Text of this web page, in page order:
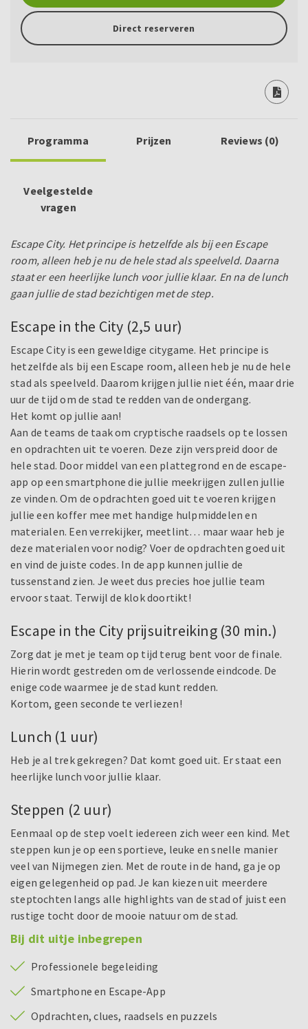
Direct reserveren
Programma Prijzen Reviews (0)
Veelgestelde
vragen
Escape City. Het principe is hetzelfde als bij een Escape
room, alleen heb je nu de hele stad als speelveld. Daarna
staat er een heerlijke lunch voor jullie klaar. En na de lunch
gaan jullie de stad bezichtigen met de step.
Escape in the City (2,5 uur)
Escape City is een geweldige citygame. Het principe is
hetzelfde als bij een Escape room, alleen heb je nu de hele
stad als speelveld. Daarom krijgen jullie niet één, maar drie
uur de tijd om de stad te redden van de ondergang.
Het komt op jullie aan!
Aan de teams de taak om cryptische raadsels op te lossen
en opdrachten uit te voeren. Deze zijn verspreid door de
hele stad. Door middel van een plattegrond en de escape-
app op een smartphone die jullie meekrijgen zullen jullie
ze vinden. Om de opdrachten goed uit te voeren krijgen
jullie een koffer mee met handige hulpmiddelen en
materialen. Een verrekijker, meetlint… maar waar heb je
deze materialen voor nodig? Voer de opdrachten goed uit
en vind de juiste codes. In de app kunnen jullie de
tussenstand zien. Je weet dus precies hoe jullie team
ervoor staat. Terwijl de klok doortikt!
Escape in the City prijsuitreiking (30 min.)
Zorg dat je met je team op tijd terug bent voor de finale.
Hierin wordt gestreden om de verlossende eindcode. De
enige code waarmee je de stad kunt redden.
Kortom, geen seconde te verliezen!
Lunch (1 uur)
Heb je al trek gekregen? Dat komt goed uit. Er staat een
heerlijke lunch voor jullie klaar.
Steppen (2 uur)
Eenmaal op de step voelt iedereen zich weer een kind. Met
steppen kun je op een sportieve, leuke en snelle manier
veel van Nijmegen zien. Met de route in de hand, ga je op
eigen gelegenheid op pad. Je kan kiezen uit meerdere
steptochten langs alle highlights van de stad of juist een
rustige tocht door de mooie natuur om de stad.
Bij dit uitje inbegrepen
Professionele begeleiding
Smartphone en Escape-App
Opdrachten, clues, raadsels en puzzels